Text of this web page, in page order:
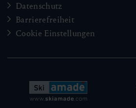
Datenschutz
Barrierefreiheit
Cookie Einstellungen